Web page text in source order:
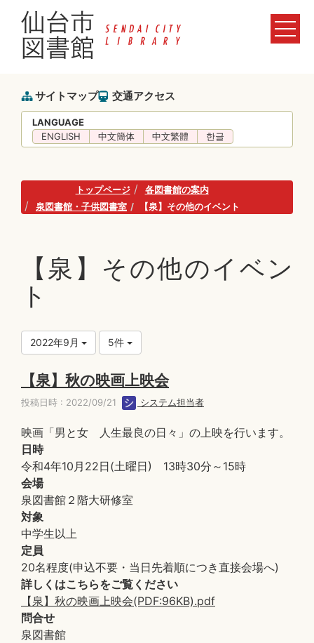
サイトマップ 交通アクセス
LANGUAGE
ENGLISH
中文簡体 中文繁體 한글
トップページ
各図書館の案内
泉図書館・子供図書室
【泉】その他のイベント
【泉】その他のイベン
ト
2022年9月 5件
【泉】秋の映画上映会
投稿日時 : 2022/09/21 システム担当者
映画「男と女 人生最良の日々」の上映を行います。
日時
令和4年10月22日(土曜日) 13時30分～15時
会場
泉図書館２階大研修室
対象
中学生以上
定員
20名程度(申込不要・当日先着順につき直接会場へ)
詳しくはこちらをご覧ください
【泉】秋の映画上映会(PDF:96KB).pdf
問合せ
泉図書館